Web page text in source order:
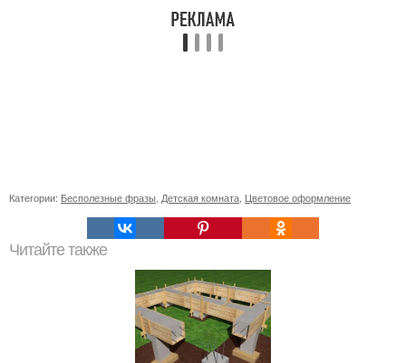
Категории: Бесполезные фразы Детская комната Цветовое оформление
Читайте также